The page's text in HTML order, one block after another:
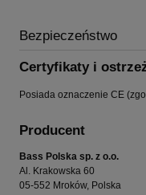
Bezpieczeństwo
Certyfikaty i
Posiada oznaczenie CE
Producent
Bass Polska sp. z o.o.
Al. Krakowska 60
05-552 Mroków, Polska